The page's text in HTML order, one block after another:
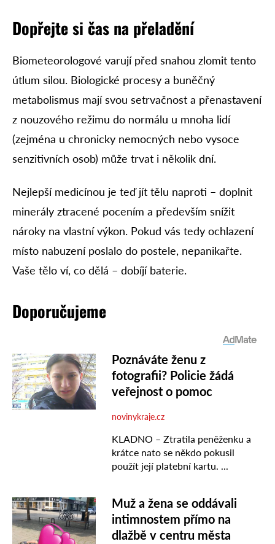
Dopřejte si čas na přeladění
Biometeorologové varují před snahou zlomit tento
útlum silou. Biologické procesy a buněčný
metabolismus mají svou setrvačnost a přenastavení
z nouzového režimu do normálu u mnoha lidí
(zejména u chronicky nemocných nebo vysoce
senzitivních osob) může trvat i několik dní.
Nejlepší medicínou je teď jít tělu naproti – doplnit
minerály ztracené pocením a především snížit
nároky na vlastní výkon. Pokud vás tedy ochlazení
místo nabuzení poslalo do postele, nepanikařte.
Vaše tělo ví, co dělá – dobíjí baterie.
Doporučujeme